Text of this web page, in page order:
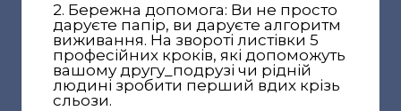
2. Бережна допомога: Ви не просто
даруєте папір, ви даруєте алгоритм
виживання. На звороті листівки 5
професійних кроків, які допоможуть
вашому другу_подрузі чи рідній
людині зробити перший вдих крізь
сльози.